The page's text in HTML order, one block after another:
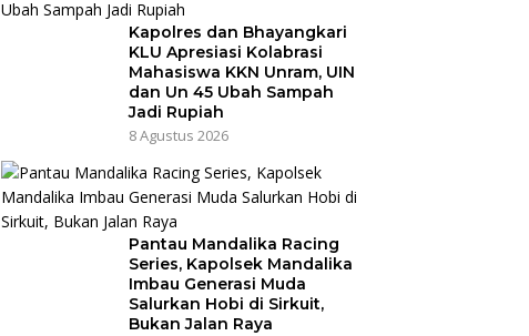
Kapolres dan Bhayangkari
KLU Apresiasi Kolabrasi
Mahasiswa KKN Unram, UIN
dan Un 45 Ubah Sampah
Jadi Rupiah
8 Agustus 2026
Pantau Mandalika Racing
Series, Kapolsek Mandalika
Imbau Generasi Muda
Salurkan Hobi di Sirkuit,
Bukan Jalan Raya